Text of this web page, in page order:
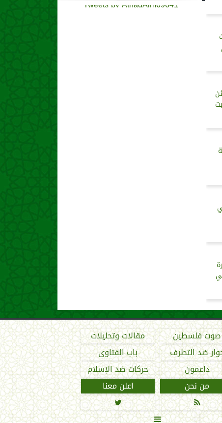
Tweets by AthadAlm69641
صوت فلسطين
مقالات وتحليلات
ضد التطرف
باب الفتاوى
داعمون
حركات ضد الإسلام
من نحن
اعلن معنا


